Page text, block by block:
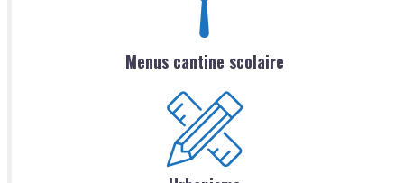
Menus cantine scolaire